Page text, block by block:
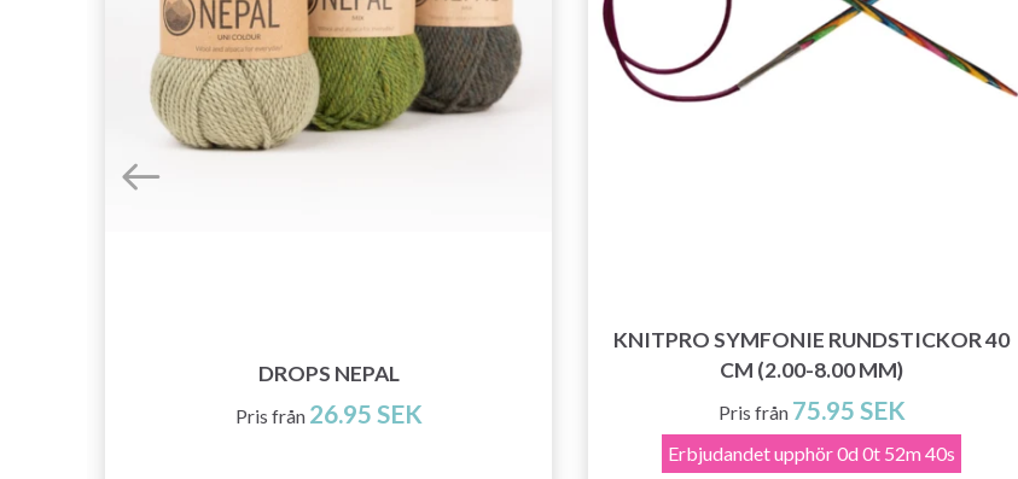
DROPS NEPAL
Pris från 26.95 SEK
KNITPRO SYMFONIE RUNDSTICKOR 40
CM (2.00-8.00 MM)
Pris från 75.95 SEK
Erbjudandet upphör0d 0t 52m 39s
Bli en del av vår garn-gemenskap och få
exklusiv tillgång till inspirerande
stickmönster och specialerbjudanden!